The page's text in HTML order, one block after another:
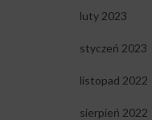
luty 2023
styczeń 2023
listopad 2022
sierpień 2022